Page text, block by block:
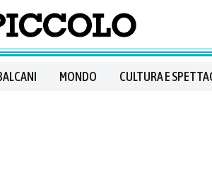
MONDO CULTURA E